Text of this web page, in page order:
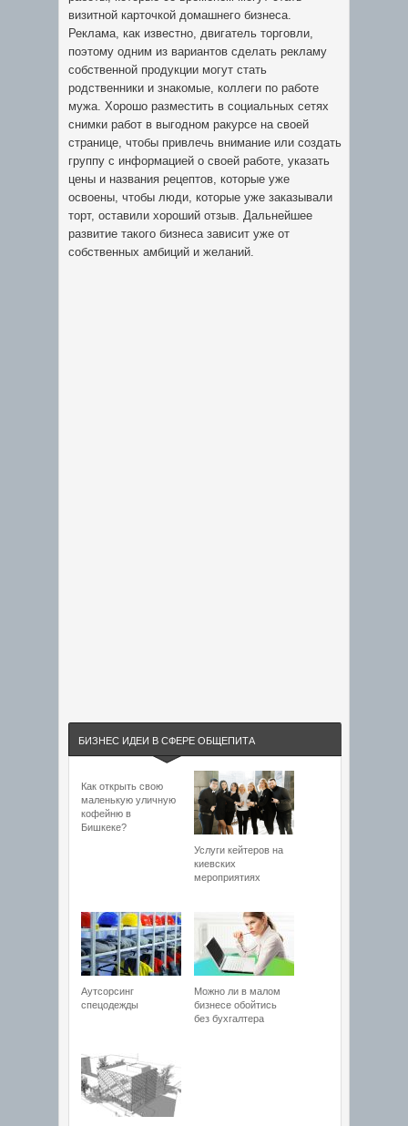
визитной карточкой домашнего бизнеса.
Реклама, как известно, двигатель торговли,
поэтому одним из вариантов сделать рекламу
собственной продукции могут стать
родственники и знакомые, коллеги по работе
мужа. Хорошо разместить в социальных сетях
снимки работ в выгодном ракурсе на своей
странице, чтобы привлечь внимание или создать
группу с информацией о своей работе, указать
цены и названия рецептов, которые уже
освоены, чтобы люди, которые уже заказывали
торт, оставили хороший отзыв. Дальнейшее
развитие такого бизнеса зависит уже от
собственных амбиций и желаний.
БИЗНЕС ИДЕИ В СФЕРЕ ОБЩЕПИТА
Как открыть свою
маленькую уличную
кофейню в
Бишкеке?
Услуги кейтеров на
киевских
мероприятиях
Аутсорсинг
спецодежды
Можно ли в малом
бизнесе обойтись
без бухгалтера